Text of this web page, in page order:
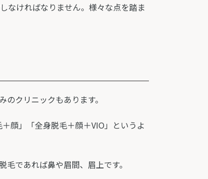
なければなりません。様々な点を踏ま
クリニックもあります。
顔」「全身脱毛＋顔＋VIO」というよ
であれば鼻や眉間、眉上です。